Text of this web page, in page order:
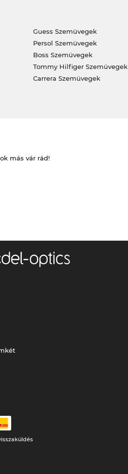
Guess Szemüvegek
Persol Szemüvegek
Boss Szemüvegek
Tommy Hilfiger Szemüvegek
Carrera Szemüvegek
más vár rád!